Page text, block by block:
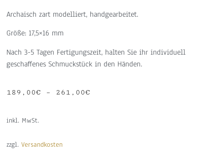
Archaisch zart modelliert, handgearbeitet.
Größe: 17,5×16 mm
Nach 3-5 Tagen Fertigungszeit, halten Sie ihr individuell
geschaffenes Schmuckstück in den Händen.
189,00€ – 261,00€
inkl. MwSt.
zzgl.Versandkosten